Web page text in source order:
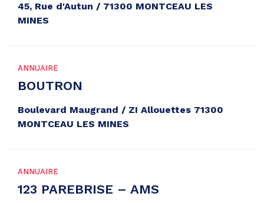
45, Rue d'Autun / 71300 MONTCEAU LES
MINES
ANNUAIRE
BOUTRON
Boulevard Maugrand / ZI Allouettes 71300
MONTCEAU LES MINES
ANNUAIRE
123 PAREBRISE – AMS